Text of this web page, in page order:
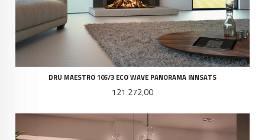
DRU MAESTRO 105/3 ECO WAVE PANORAMA INNSATS
Pris
121 272,00